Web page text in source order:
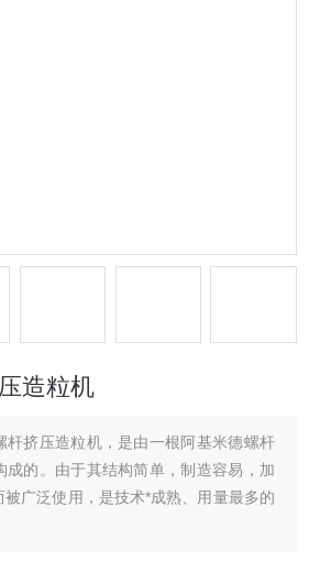
造粒机
杆挤压造粒机，是由一根阿基米德螺杆
成的。由于其结构简单，制造容易，加
广泛使用，是技术*成熟、用量最多的